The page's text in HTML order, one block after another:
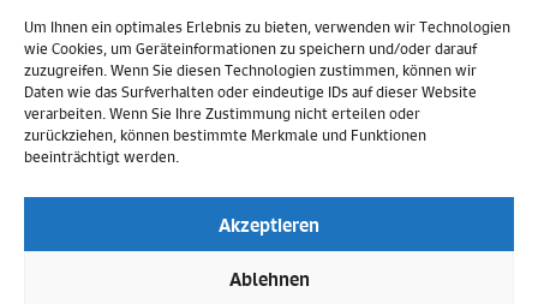
Um Ihnen ein optimales Erlebnis zu bieten, verwenden wir Technologien
wie Cookies, um Geräteinformationen zu speichern und/oder darauf
zuzugreifen. Wenn Sie diesen Technologien zustimmen, können wir
Daten wie das Surfverhalten oder eindeutige IDs auf dieser Website
verarbeiten. Wenn Sie Ihre Zustimmung nicht erteilen oder
zurückziehen, können bestimmte Merkmale und Funktionen
beeinträchtigt werden.
Akzeptieren
Ablehnen
Datenschutz
Widerruf
Zahlungsweisen
Versand & Lieferung
Cookie-Richtlinie (EU)
Vertrag widerrufen